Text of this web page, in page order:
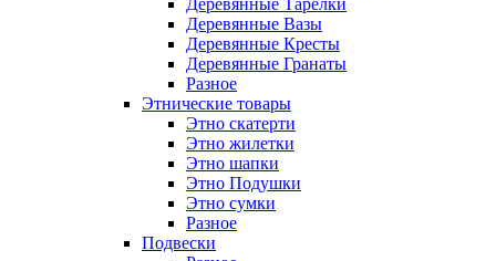
Деревянные Тарелки
Деревянные Вазы
Деревянные Кресты
Деревянные Гранаты
Разное
Этнические товары
Этно скатерти
Этно жилетки
Этно шапки
Этно Подушки
Этно сумки
Разное
Подвески